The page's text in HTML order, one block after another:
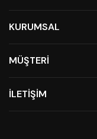
KURUMSAL
MÜŞTERİ
İLETİŞİM